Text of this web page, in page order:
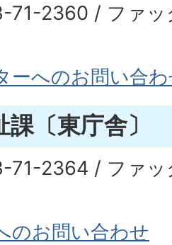
71-2360 / ファ
ーへのお問い合
〔東庁舎〕
71-2364 / ファ
のお問い合わせ